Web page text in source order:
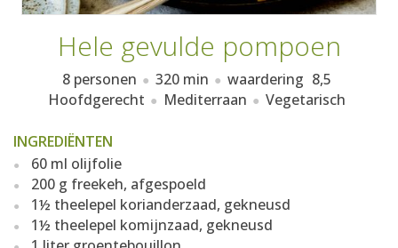
Hele gevulde pompoen
8 personen 320 min waardering 8,5
Hoofdgerecht
Mediterraan Vegetarisch
INGREDIËNTEN
60 ml olijfolie
200 g freekeh, afgespoeld
1½ theelepel korianderzaad, gekneusd
1½ theelepel komijnzaad, gekneusd